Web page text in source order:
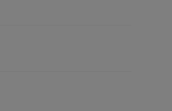
TV